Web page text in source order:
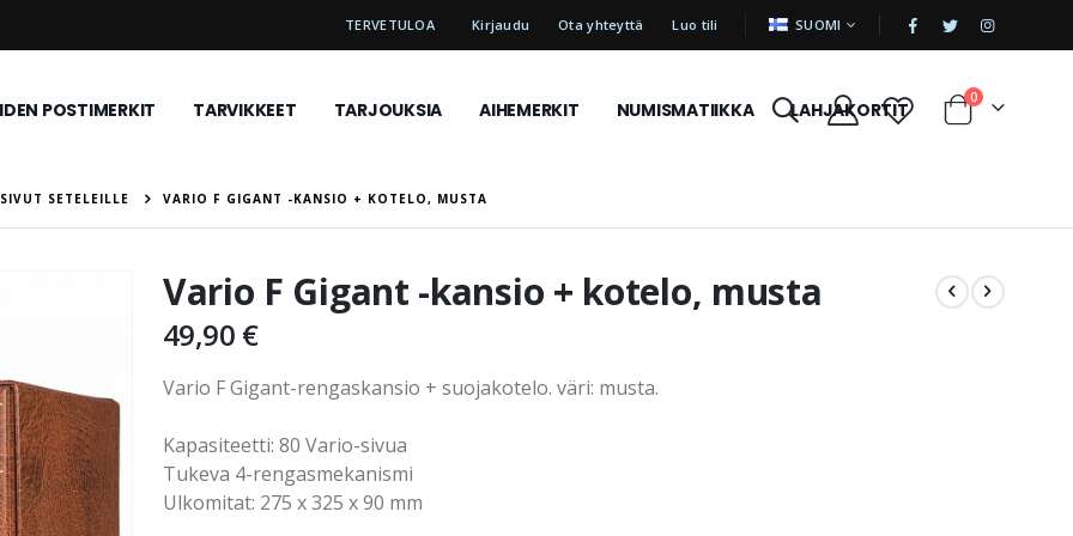
TERVETULOA Kirjaudu Ota yhteyttä Luo tili KIELI SUOMI |
POSTIMERKIT TARVIKKEET TARJOUKSIA AIHEMERKIT NUMISMATIIKKA LAHJAKORTIT Cart
0tuotetta
SETELEILLE VARIO F GIGANT -KANSIO + KOTELO, MUSTA
Vario F Gigant -kansio + kotelo, musta
49,90 €
Vario F Gigant-rengaskansio + suojakotelo. väri: musta.
Kapasiteetti: 80 Vario-sivua
Tukeva 4-rengasmekanismi
Ulkomitat: 275 x 325 x 90 mm